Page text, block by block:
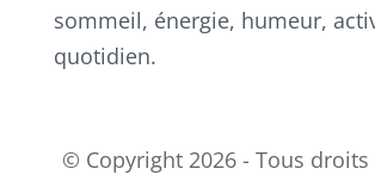
sommeil, énergie, humeur,
quotidien.
© Copyright 2026 - Tous droits